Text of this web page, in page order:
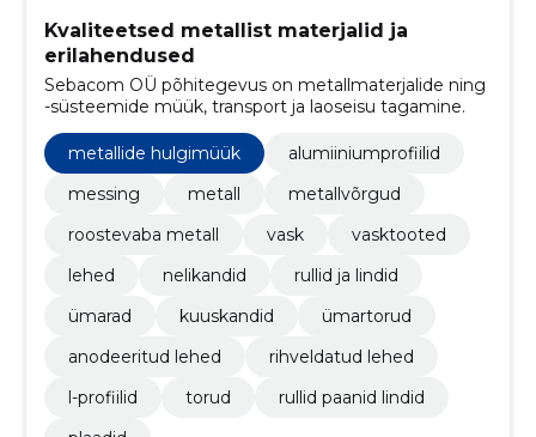
Kvaliteetsed metallist materjalid ja
erilahendused
Sebacom OÜ põhitegevus on metallmaterjalide ning
-süsteemide müük, transport ja laoseisu tagamine.
metallide hulgimüük
alumiiniumprofiilid
messing
metall
metallvõrgud
roostevaba metall
vask
vasktooted
lehed
nelikandid
rullid ja lindid
ümarad
kuuskandid
ümartorud
anodeeritud lehed
rihveldatud lehed
l-profiilid
torud
rullid paanid lindid